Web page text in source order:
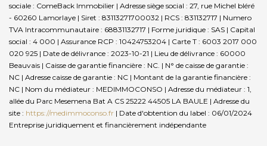
sociale : ComeBack Immobilier | Adresse siège social : 27, rue Michel bléré
- 60260 Lamorlaye | Siret : 83113271700032 | RCS : 831132717 | Numero
TVA Intracommunautaire : 68831132717 | Forme juridique : SAS | Capital
social : 4 000 | Assurance RCP : 10424753204 | Carte T : 6003 2017 000
020 925 | Date de délivrance : 2023-10-21 | Lieu de délivrance : 60000
Beauvais | Caisse de garantie financière : NC. | N° de caisse de garantie :
NC | Adresse caisse de garantie : NC | Montant de la garantie financière :
NC | Nom du médiateur : MEDIMMOCONSO | Adresse du médiateur : 1,
allée du Parc Mesemena Bat A CS 25222 44505 LA BAULE | Adresse du
site : https://medimmoconso.fr | Date d'obtention du label : 06/01/2024
Entreprise juridiquement et financièrement indépendante